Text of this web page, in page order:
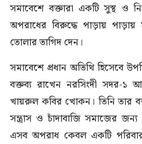
সমাবেশে বক্তারা একটি সুস্থ ও
অপরাধের বিরুদ্ধে পাড়ায়
তোলার তাগিদ দেন।
সমাবেশে প্রধান অতিথি হিসেবে
বক্তব্য রাখেন নরসিংদী সদর-১
খায়রুল কবির খোকন। তিনি তার
সন্ত্রাস ও চাঁদাবাজি সমাজের
এসব অপরাধ কেবল একটি